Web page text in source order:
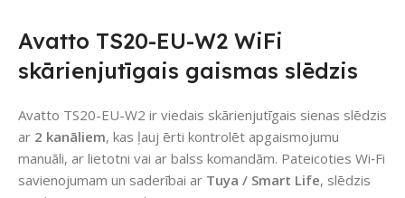
Avatto TS20-EU-W2 WiFi
skārienjutīgais gaismas slēdzis
Avatto TS20-EU-W2 ir viedais skārienjutīgais sienas slēdzis
ar 2 kanāliem, kas ļauj ērti kontrolēt apgaismojumu
manuāli, ar lietotni vai ar balss komandām. Pateicoties Wi‑Fi
savienojumam un saderībai ar Tuya / Smart Life, slēdzis